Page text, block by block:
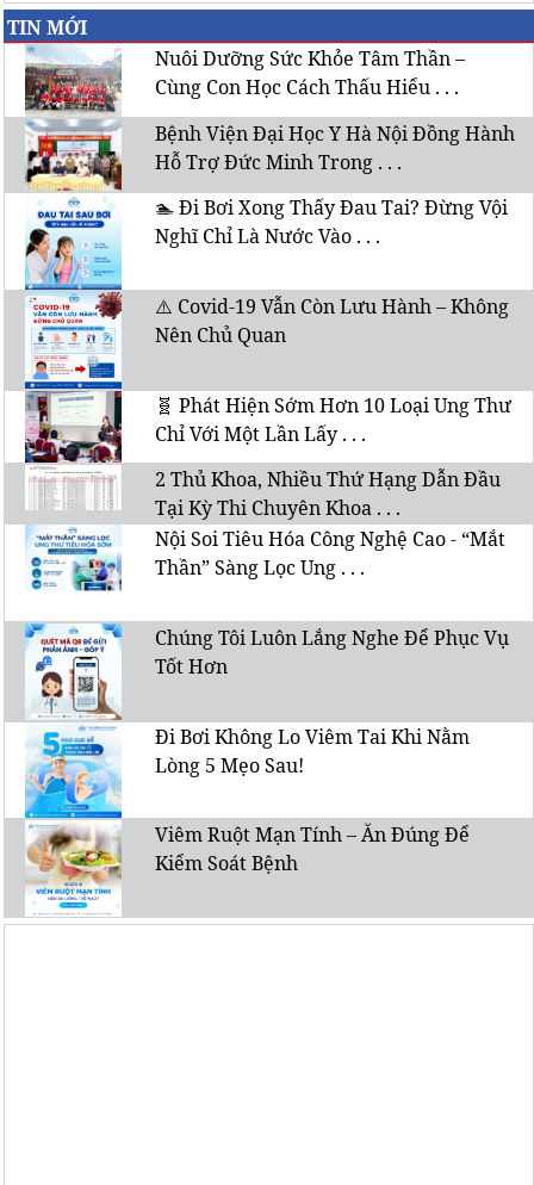
TIN MỚI
Nuôi Dưỡng Sức Khỏe Tâm Thần –
Cùng Con Học Cách Thấu Hiểu . . .
Bệnh Viện Đại Học Y Hà Nội Đồng Hành
Hỗ Trợ Đức Minh Trong . . .
🏊 Đi Bơi Xong Thấy Đau Tai? Đừng Vội
Nghĩ Chỉ Là Nước Vào . . .
⚠️ Covid-19 Vẫn Còn Lưu Hành – Không
Nên Chủ Quan
🧬 Phát Hiện Sớm Hơn 10 Loại Ung Thư
Chỉ Với Một Lần Lấy . . .
2 Thủ Khoa, Nhiều Thứ Hạng Dẫn Đầu
Tại Kỳ Thi Chuyên Khoa . . .
Nội Soi Tiêu Hóa Công Nghệ Cao - “Mắt
Thần” Sàng Lọc Ung . . .
Chúng Tôi Luôn Lắng Nghe Để Phục Vụ
Tốt Hơn
Đi Bơi Không Lo Viêm Tai Khi Nằm
Lòng 5 Mẹo Sau!
Viêm Ruột Mạn Tính – Ăn Đúng Để
Kiểm Soát Bệnh